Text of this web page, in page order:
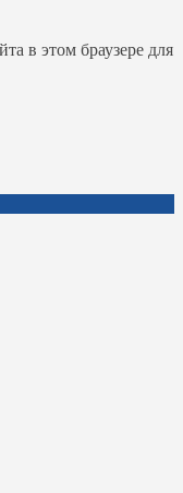
в этом браузере для